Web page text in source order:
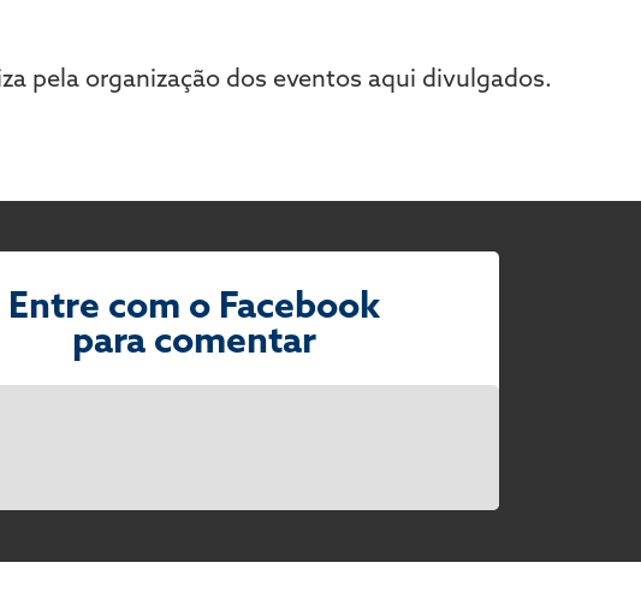
pela organização dos eventos aqui divulgados.
Entre com o Facebook
para comentar